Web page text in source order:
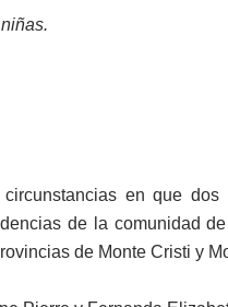
en que
de la comu­nidad
de Monte Cristi y